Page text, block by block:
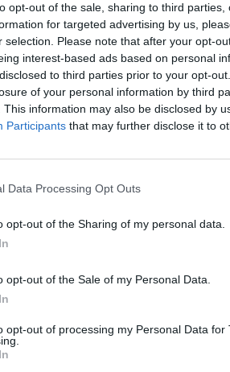
opt-out of the sale, sharing to third
for targeted advertising by us,
selection. Please note that after your opt-
interest-based ads based on personal
to third parties prior to your opt-
of your personal information by third
This information may also be disclosed by
Participants that may further disclose it to
Data Processing Opt Outs
opt-out of the Sharing of my personal data.
opt-out of the Sale of my Personal Data.
opt-out of processing my Personal Data for
Francoforte per il 23enne attaccante
Kong e sarà a disposizione
da parte dei campioni in carica in
squadra di Arne Slot.
di euro complessivi:
Per il giocatore un contratto di